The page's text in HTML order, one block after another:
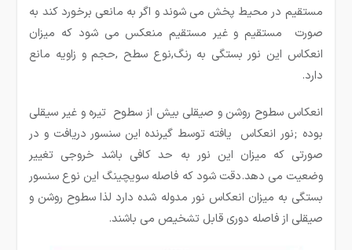
مستقیم در محیط پخش می شوند و اگر به مانعی برخورد كند به
صورت مستقیم و غیر مستقیم منعکس می شود که میزان
انعکاس این نور بستگی به رنگ,نوع سطح ,حجم و زاویه مانع
دارد.
انعکاس سطوح روشن و صیقلی بیش از سطوح تیره و غیر سیقلی
بوده ;نور انعکاس یافته توسط گیرنده این سنسور دریافت و در
صورتی که میزان این نور به حد کافی باشد خروجی تغییر
وضعیت می دهد.دقت شود که فاصله سویچینگ این نوع سنسور
بستگی به میزان انعکاس نور مدوله شده دارد لذا سطوح روشن و
صیقلی از فاصله دوری قابل تشخیص می باشند.